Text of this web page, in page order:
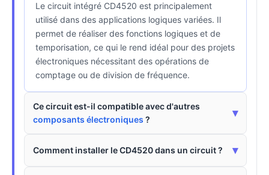
Le circuit intégré CD4520 est principalement
utilisé dans des applications logiques variées. Il
permet de réaliser des fonctions logiques et de
temporisation, ce qui le rend idéal pour des projets
électroniques nécessitant des opérations de
comptage ou de division de fréquence.
Ce circuit est-il compatible avec d'autres
composants électroniques ?
▾
Comment installer le CD4520 dans un circuit ? ▾